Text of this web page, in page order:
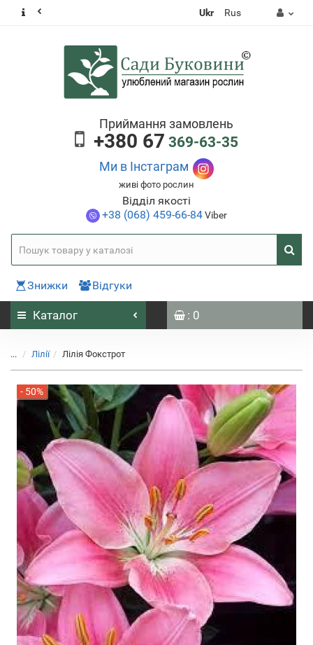
Ukr Rus
Приймання замовлень
+380 67 369-63-35
Ми в Інстаграм
живі фото рослин
Відділ якості
+38 (068) 459-66-84Viber
Знижки Відгуки
Каталог : 0
... Лілії Лілія Фокстрот
- 50%